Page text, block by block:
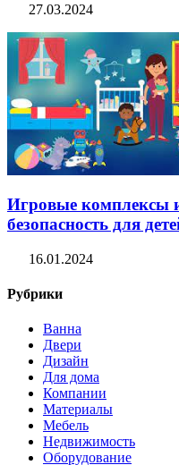
27.03.2024
Игровые комплексы
безопасность для
16.01.2024
Рубрики
Ванна
Двери
Дизайн
Для дома
Компании
Материалы
Мебель
Недвижимость
Оборудование